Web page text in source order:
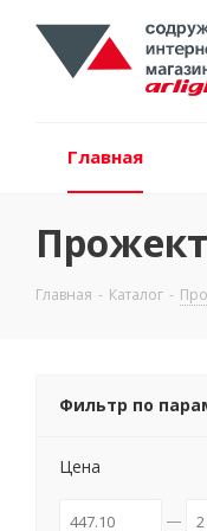
Главная
Главная - Каталог -
Фильтр по
Цена